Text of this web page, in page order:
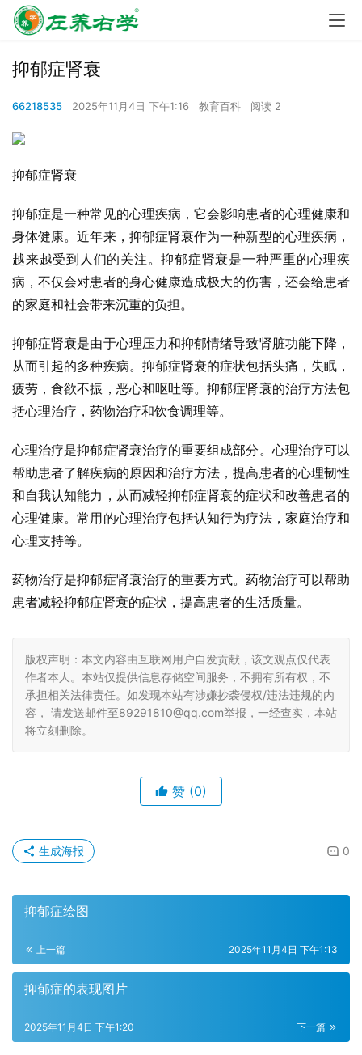
抑郁症肾衰
66218535 2025年11月4日 下午1:16 教育百科 阅读 2
抑郁症肾衰
抑郁症是一种常见的心理疾病，它会影响患者的心理健康和
身体健康。近年来，抑郁症肾衰作为一种新型的心理疾病，
越来越受到人们的关注。抑郁症肾衰是一种严重的心理疾
病，不仅会对患者的身心健康造成极大的伤害，还会给患者
的家庭和社会带来沉重的负担。
抑郁症肾衰是由于心理压力和抑郁情绪导致肾脏功能下降，
从而引起的多种疾病。抑郁症肾衰的症状包括头痛，失眠，
疲劳，食欲不振，恶心和呕吐等。抑郁症肾衰的治疗方法包
括心理治疗，药物治疗和饮食调理等。
心理治疗是抑郁症肾衰治疗的重要组成部分。心理治疗可以
帮助患者了解疾病的原因和治疗方法，提高患者的心理韧性
和自我认知能力，从而减轻抑郁症肾衰的症状和改善患者的
心理健康。常用的心理治疗包括认知行为疗法，家庭治疗和
心理支持等。
药物治疗是抑郁症肾衰治疗的重要方式。药物治疗可以帮助
患者减轻抑郁症肾衰的症状，提高患者的生活质量。
版权声明：本文内容由互联网用户自发贡献，该文观点仅代表
作者本人。本站仅提供信息存储空间服务，不拥有所有权，不
承担相关法律责任。如发现本站有涉嫌抄袭侵权/违法违规的内
容， 请发送邮件至89291810@qq.com举报，一经查实，本站
将立刻删除。
赞 (0)
0
生成海报
抑郁症绘图
上一篇 2025年11月4日 下午1:13
抑郁症的表现图片
下一篇
2025年11月4日 下午1:20